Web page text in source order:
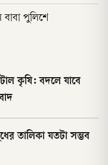
বাবা পুলিশে
কৃষি: বদলে যাবে
তালিকা যতটা সম্ভব